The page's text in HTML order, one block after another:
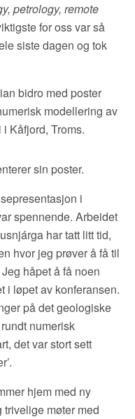
petrology, remote
for oss var så
siste dagen og tok
bidro med poster
modellering av
Kåfjord, Troms.
sin poster.
i
spennende. Arbeidet
har tatt litt tid,
hvor jeg prøver å få til
håpet å få noen
i løpet av konferansen.
på det geologiske
numerisk
det var stort sett
hjem med ny
møter med